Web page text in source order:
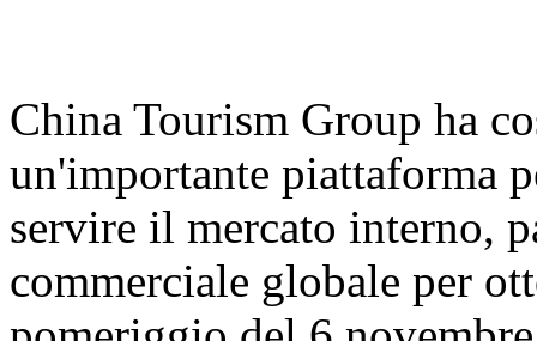
China Tourism Group ha
un'importante piattaforma
servire il mercato interno,
commerciale globale per